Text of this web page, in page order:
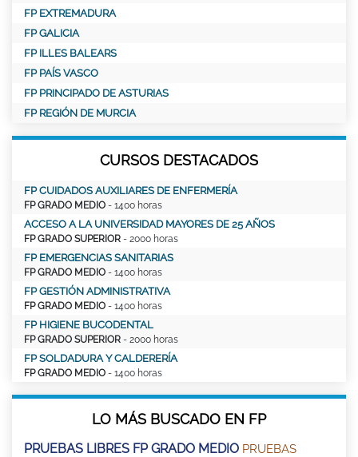
FP EXTREMADURA
FP GALICIA
FP ILLES BALEARS
FP PAÍS VASCO
FP PRINCIPADO DE ASTURIAS
FP REGIÓN DE MURCIA
CURSOS DESTACADOS
FP CUIDADOS AUXILIARES DE ENFERMERÍA
FP GRADO MEDIO - 1400 horas
ACCESO A LA UNIVERSIDAD MAYORES DE 25 AÑOS
FP GRADO SUPERIOR - 2000 horas
FP EMERGENCIAS SANITARIAS
FP GRADO MEDIO - 1400 horas
FP GESTIÓN ADMINISTRATIVA
FP GRADO MEDIO - 1400 horas
FP HIGIENE BUCODENTAL
FP GRADO SUPERIOR - 2000 horas
FP SOLDADURA Y CALDERERÍA
FP GRADO MEDIO - 1400 horas
LO MÁS BUSCADO EN FP
PRUEBAS LIBRES FP GRADO MEDIO PRUEBAS